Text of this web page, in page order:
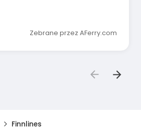
Zebrane przez AFerry.com
Finnlines